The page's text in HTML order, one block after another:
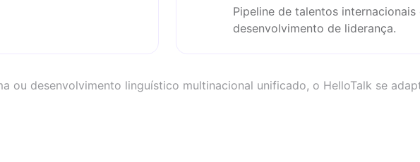
Pipeline de talentos internacionais
desenvolvimento de liderança.
ou desenvolvimento linguístico multinacional unificado, o HelloTalk se